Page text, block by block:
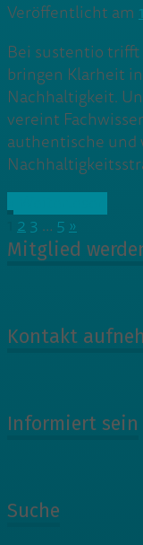
Veröffentlicht am
Bei sustentio
bringen Klarheit
Nachhaltigkeit.
vereint
authentische und
2 3 … 5 »
Mitglied
Kontakt
Informiert sein
Suche